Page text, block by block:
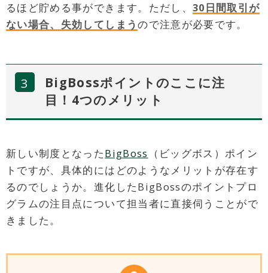
るほど貯める事ができます。ただし、 30日間取引が
ない場合、失効してしまうので注意が必要です。
BigBossポイントのここに注
目！4つのメリット
新しい制度となったBigBoss
（ビッグボス）ポイン
トですが、具体的にはどのようなメリットが存在す
るのでしょうか。進化したBigBossのポイントプロ
グラムの注目点について担当者に直接伺うことがで
きました。